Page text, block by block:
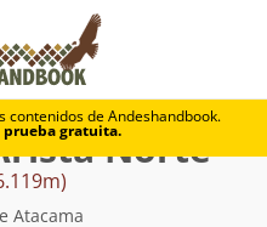
contenidos de Andeshandbook.
gratuita.
Blancas
Norte
Atacama